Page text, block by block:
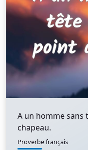
A un homme
chapeau.
Proverbe français